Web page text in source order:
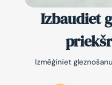
Izbaudiet
Izmēģiniet